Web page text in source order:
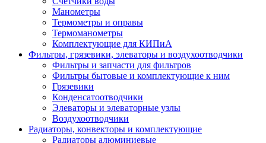
Манометры
Термометры и оправы
Термоманометры
Комплектующие для КИПиА
Фильтры, грязевики, элеваторы и воздухоотводчики
Фильтры и запчасти для фильтров
Фильтры бытовые и комплектующие к ним
Грязевики
Конденсатоотводчики
Элеваторы и элеваторные узлы
Воздухоотводчики
Радиаторы, конвекторы и комплектующие
Радиаторы алюминиевые